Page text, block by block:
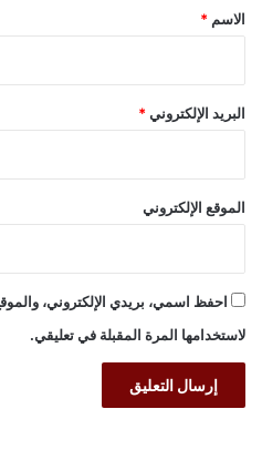
*
الاسم *
البريد الإلكتروني *
الموقع الإلكتروني
احفظ اسمي، بريدي الإلكتروني،
لاستخدامها المرة المقبلة في تعليقي.